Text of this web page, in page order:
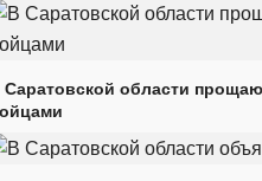
Саратовской области